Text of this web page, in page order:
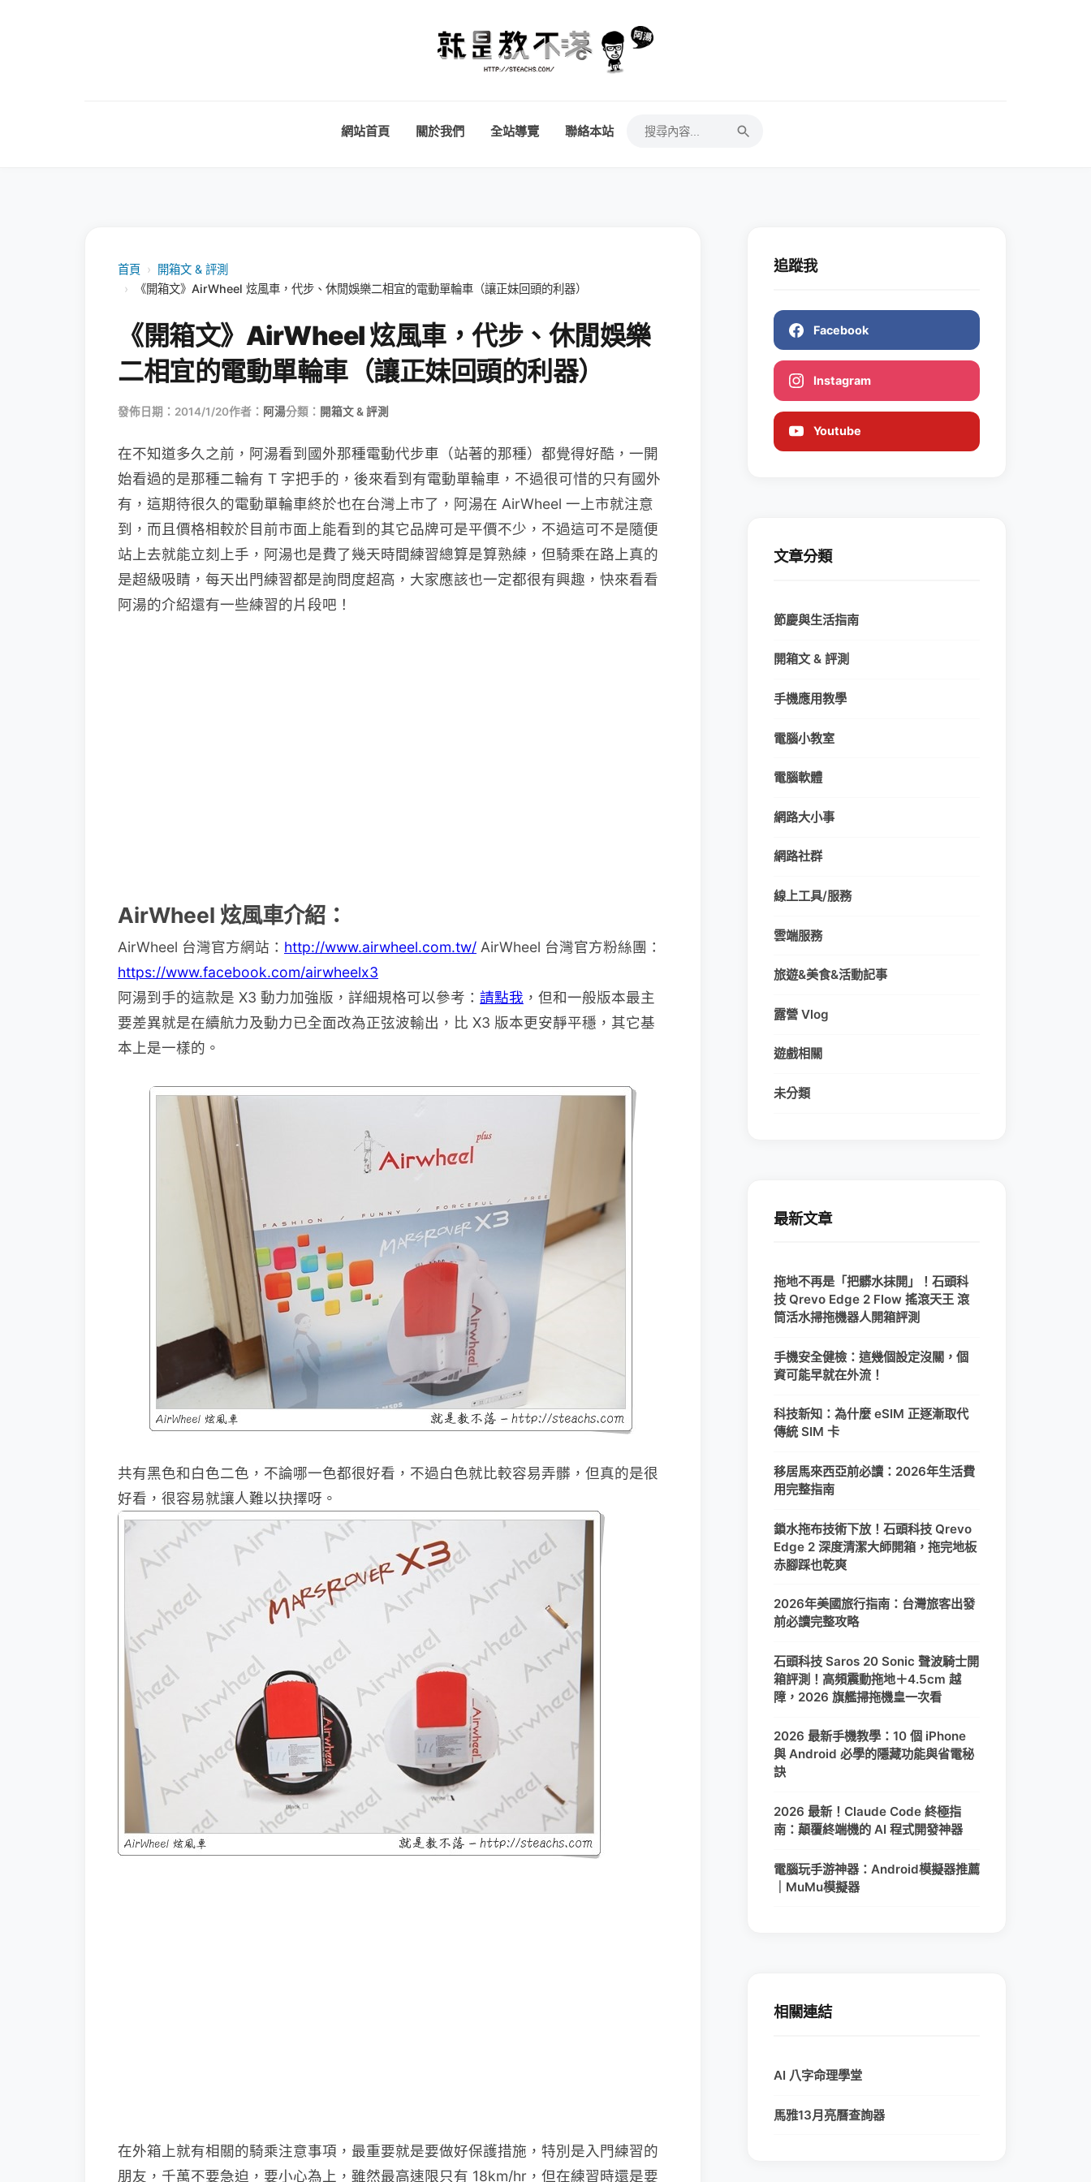
網站首頁 關於我們 全站導覽 聯絡本站
首頁 ›
開箱文 & 評測
›
《開箱文》AirWheel 炫風車，代步、休閒娛樂二相宜的電動單輪車（讓正妹回頭的利器）
《開箱文》AirWheel 炫風車，代步、休閒娛樂
二相宜的電動單輪車（讓正妹回頭的利器）
發佈日期：2014/1/20作者： 阿湯分類： 開箱文 & 評測
在不知道多久之前，阿湯看到國外那種電動代步車（站著的那種）都覺得好酷，一開
始看過的是那種二輪有 T 字把手的，後來看到有電動單輪車，不過很可惜的只有國外
有，這期待很久的電動單輪車終於也在台灣上市了，阿湯在 AirWheel 一上市就注意
到，而且價格相較於目前市面上能看到的其它品牌可是平價不少，不過這可不是隨便
站上去就能立刻上手，阿湯也是費了幾天時間練習總算是算熟練，但騎乘在路上真的
是超級吸睛，每天出門練習都是詢問度超高，大家應該也一定都很有興趣，快來看看
阿湯的介紹還有一些練習的片段吧！
AirWheel 炫風車介紹：
AirWheel 台灣官方網站： http://www.airwheel.com.tw/ AirWheel 台灣官方粉絲團：
https://www.facebook.com/airwheelx3
阿湯到手的這款是 X3 動力加強版，詳細規格可以參考： 請點我 ，但和一般版本最主
要差異就是在續航力及動力已全面改為正弦波輸出，比 X3 版本更安靜平穩，其它基
本上是一樣的。
共有黑色和白色二色，不論哪一色都很好看，不過白色就比較容易弄髒，但真的是很
好看，很容易就讓人難以抉擇呀。
在外箱上就有相關的騎乘注意事項，最重要就是要做好保護措施，特別是入門練習的
朋友，千萬不要急迫，要小心為上，雖然最高速限只有 18km/hr，但在練習時還是要
追蹤我
Facebook
Instagram
Youtube
文章分類
節慶與生活指南
開箱文 & 評測
手機應用教學
電腦小教室
電腦軟體
網路大小事
網路社群
線上工具/服務
雲端服務
旅遊&美食&活動記事
露營 Vlog
遊戲相關
未分類
最新文章
拖地不再是「把髒水抹開」！石頭科
技 Qrevo Edge 2 Flow 搖滾天王 滾
筒活水掃拖機器人開箱評測
手機安全健檢：這幾個設定沒關，個
資可能早就在外流！
科技新知：為什麼 eSIM 正逐漸取代
傳統 SIM 卡
移居馬來西亞前必讀：2026年生活費
用完整指南
鎖水拖布技術下放！石頭科技 Qrevo
Edge 2 深度清潔大師開箱，拖完地板
赤腳踩也乾爽
2026年美國旅行指南：台灣旅客出發
前必讀完整攻略
石頭科技 Saros 20 Sonic 聲波騎士開
箱評測！高頻震動拖地＋4.5cm 越
障，2026 旗艦掃拖機皇一次看
2026 最新手機教學：10 個 iPhone
與 Android 必學的隱藏功能與省電秘
訣
2026 最新！Claude Code 終極指
南：顛覆終端機的 AI 程式開發神器
電腦玩手游神器：Android模擬器推薦
｜MuMu模擬器
相關連結
AI 八字命理學堂
馬雅13月亮曆查詢器